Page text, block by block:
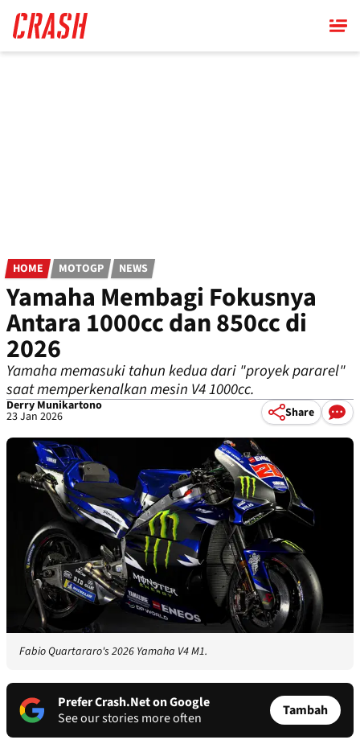
main
content
HOME MOTOGP NEWS
Yamaha Membagi Fokusnya
Antara 1000cc dan 850cc di
2026
Yamaha memasuki tahun kedua dari "proyek pararel"
saat memperkenalkan mesin V4 1000cc.
Derry Munikartono
23 Jan 2026 Share
Fabio Quartararo's 2026 Yamaha V4 M1.
Prefer Crash.Net on Google
See our stories more often
Tambah